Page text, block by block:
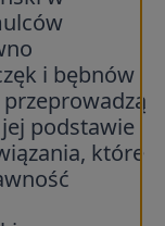
i bębnów
podstawie
które